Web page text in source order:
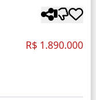
R$ 1.890.000